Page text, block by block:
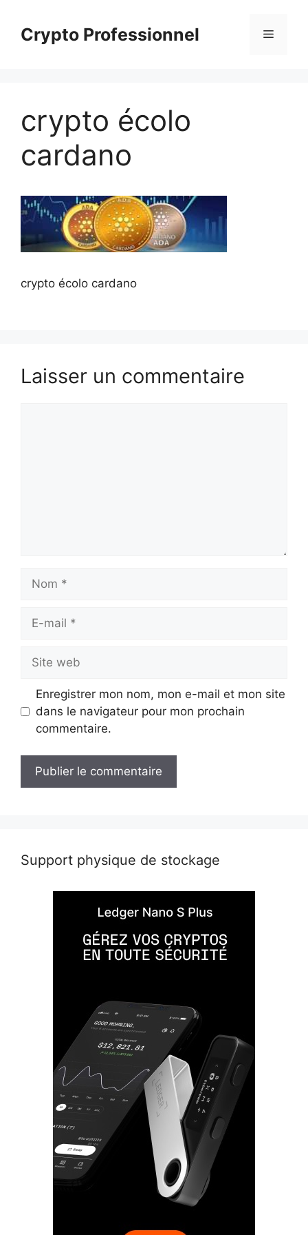
contenuCrypto Professionnel Menu
crypto écolo
cardano
crypto écolo cardano
Laisser un commentaire
Nom
Site
web
Enregistrer mon nom, mon e-mail et mon site
dans le navigateur pour mon prochain
commentaire.
Support physique de stockage